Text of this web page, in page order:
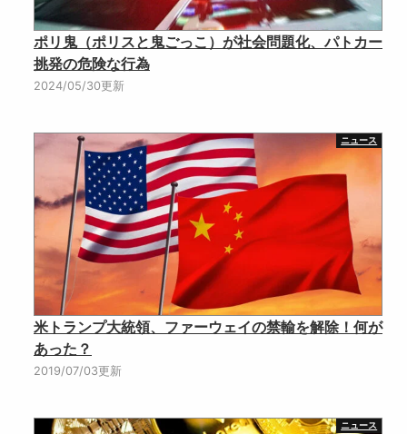
ポリ鬼（ポリスと鬼ごっこ）が社会問題化、パトカー
挑発の危険な行為
2024/05/30更新
ニュース
米トランプ大統領、ファーウェイの禁輸を解除！何が
あった？
2019/07/03更新
ニュース